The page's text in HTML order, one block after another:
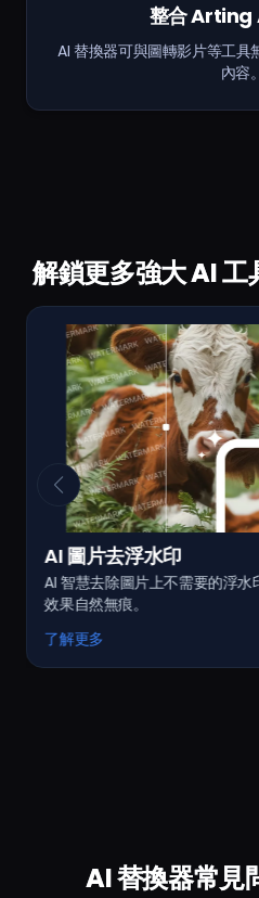
整合 Arting
AI 替換器可與圖轉影片等工
內容。
解鎖更多強大 AI
AI 圖片去浮水印
AI 智慧去除圖片上不需要的浮水
效果自然無痕。
了解更多
AI 替換器常見